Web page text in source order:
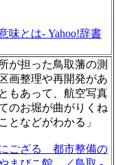
味とは- Yahoo!辞書
が担った鳥取藩の測
画整理や再開発があ
もあって、航空写真
のお堀が曲がりくね
となどがわかる」
ござる 都市整備の